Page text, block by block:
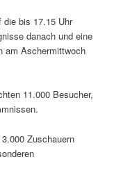
die bis 17.15 Uhr
danach und eine
am Aschermittwoch
11.000 Besucher,
Zuschauern